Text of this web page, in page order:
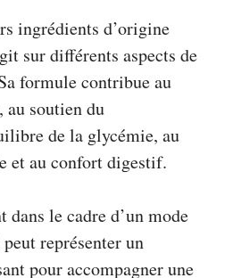
ingrédients d’origine
sur différents aspects de
formule contribue au
au soutien du
de la glycémie, au
et au confort digestif.
le cadre d’un mode
représenter un
pour accompagner une